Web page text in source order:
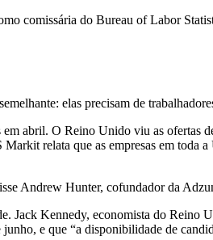
comissária do Bureau of Labor
elas precisam de
abril. O Reino Unido viu as
relata que as empresas em
Andrew Hunter, cofundador da
Jack Kennedy, economista do Reino
e que “a disponibilidade de